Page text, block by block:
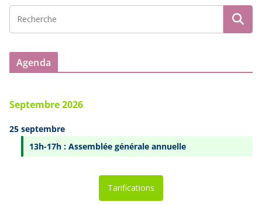
Agenda
Septembre 2026
25 septembre
13h-17h : Assemblée générale annuelle
Tarifications